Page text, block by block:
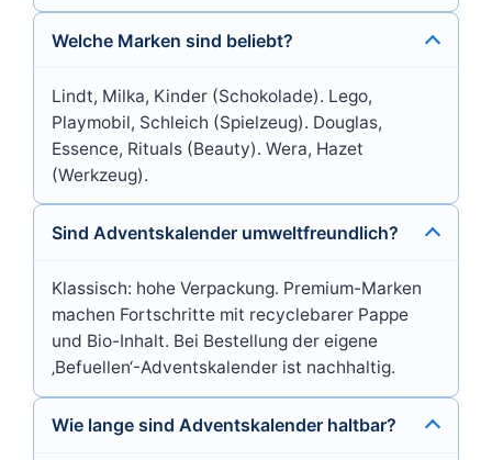
Welche Marken sind beliebt?
Lindt, Milka, Kinder (Schokolade). Lego,
Playmobil, Schleich (Spielzeug). Douglas,
Essence, Rituals (Beauty). Wera, Hazet
(Werkzeug).
Sind Adventskalender umweltfreundlich?
Klassisch: hohe Verpackung. Premium-Marken
machen Fortschritte mit recyclebarer Pappe
und Bio-Inhalt. Bei Bestellung der eigene
‚Befuellen‘-Adventskalender ist nachhaltig.
Wie lange sind Adventskalender haltbar?